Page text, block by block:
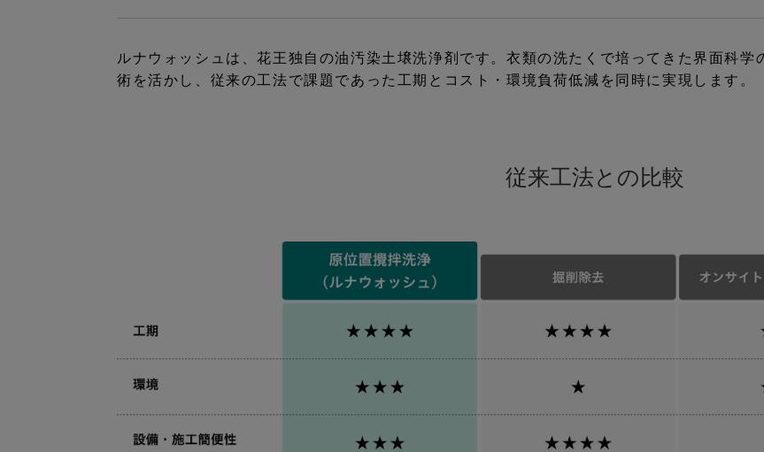
ルナウォッシュは、花王独自の油汚染土壌洗浄剤です。衣類の洗たくで培ってきた界面科
術を活かし、従来の工法で課題であった工期とコスト・環境負荷低減を同時に実現します。
従来工法との比較